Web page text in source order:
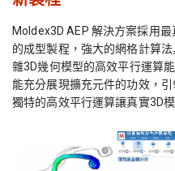
Moldex3D AEP 解決方案採用
的成型製程，強大的網格計算
雜3D幾何模型的高效平行運算
能充分展現擴充元件的功效，
獨特的高效平行運算讓真實3D